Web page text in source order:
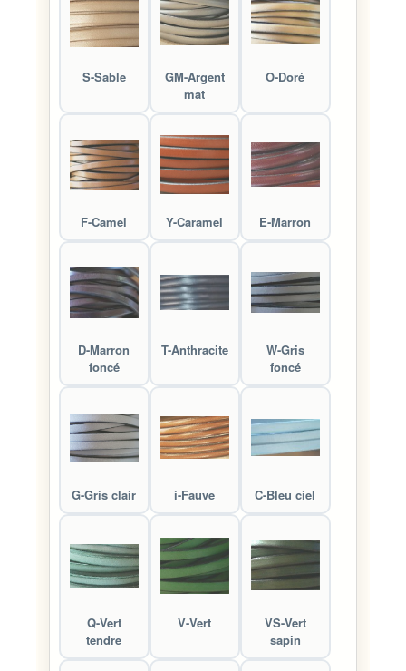
S-Sable
GM-Argent
mat
O-Doré
F-Camel Y-Caramel E-Marron
D-Marron
foncé
T-Anthracite
W-Gris
foncé
G-Gris clair i-Fauve C-Bleu ciel
Q-Vert
tendre
V-Vert
VS-Vert
sapin